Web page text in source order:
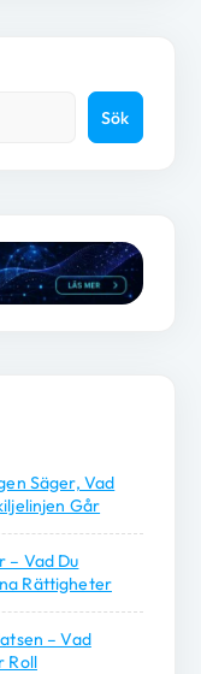
Sök
Säger, Vad
Går
– Vad Du
Rättigheter
– Vad
Roll